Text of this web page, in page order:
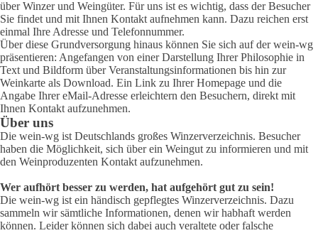
über Winzer und Weingüter. Für uns ist es wichtig, dass der Besucher
Sie findet und mit Ihnen Kontakt aufnehmen kann. Dazu reichen erst
einmal Ihre Adresse und Telefonnummer.
Über diese Grundversorgung hinaus können Sie sich auf der wein-wg
präsentieren: Angefangen von einer Darstellung Ihrer Philosophie in
Text und Bildform über Veranstaltungsinformationen bis hin zur
Weinkarte als Download. Ein Link zu Ihrer Homepage und die
Angabe Ihrer eMail-Adresse erleichtern den Besuchern, direkt mit
Ihnen Kontakt aufzunehmen.
Über uns
Die wein-wg ist Deutschlands großes Winzerverzeichnis. Besucher
haben die Möglichkeit, sich über ein Weingut zu informieren und mit
den Weinproduzenten Kontakt aufzunehmen.
Wer aufhört besser zu werden, hat aufgehört gut zu sein!
Die wein-wg ist ein händisch gepflegtes Winzerverzeichnis. Dazu
sammeln wir sämtliche Informationen, denen wir habhaft werden
können. Leider können sich dabei auch veraltete oder falsche